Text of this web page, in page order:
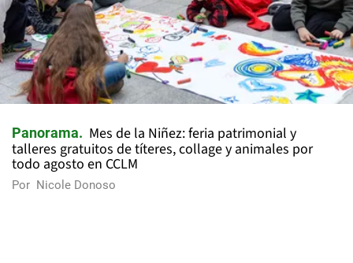
Panorama
Mes de la Niñez: feria patrimonial y
talleres gratuitos de títeres, collage y animales por
todo agosto en CCLM
Por Nicole Donoso